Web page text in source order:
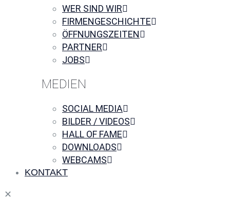
WER SIND WIR
FIRMENGESCHICHTE
ÖFFNUNGSZEITEN
PARTNER
JOBS
MEDIEN
SOCIAL MEDIA
BILDER / VIDEOS
HALL OF FAME
DOWNLOADS
WEBCAMS
KONTAKT
✕